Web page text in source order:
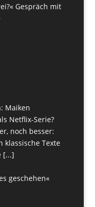
Gespräch mit
Maiken
Netflix-Serie?
noch besser:
klassische Texte
[...]
geschehen«